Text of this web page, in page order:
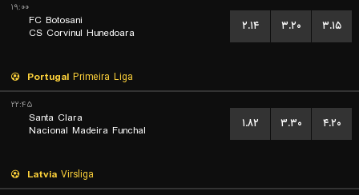
۱۹:۰۰
FC Botosani
CS Corvinul Hunedoara
۲.۱۴ ۳.۲۰ ۳.۱۵
Portugal Primeira Liga
۲۲:۴۵
Santa Clara
Nacional Madeira Funchal
۱.۸۲ ۳.۳۰ ۴.۲۰
Latvia Virsliga